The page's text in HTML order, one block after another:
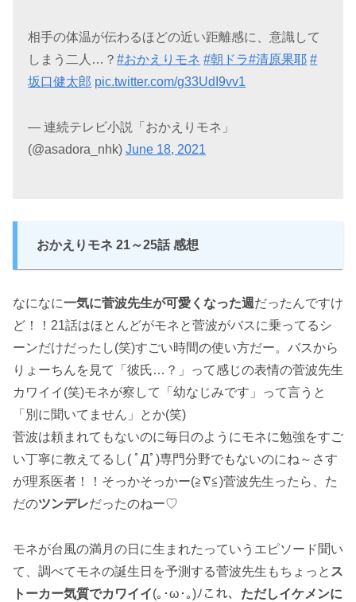
相手の体温が伝わるほどの近い距離感に、意識して
しまう二人…？#おかえりモネ #朝ドラ#清原果耶 #
坂口健太郎 pic.twitter.com/g33UdI9vv1
— 連続テレビ小説「おかえりモネ」
(@asadora_nhk)June 18, 2021
おかえりモネ 21～25話 感想
なになに一気に菅波先生が可愛くなった週 だったんですけ
ど！！21話はほとんどがモネと菅波がバスに乗ってるシ
ーンだけだったし(笑)すごい時間の使い方だー。バスから
りょーちんを見て「彼氏…？」って感じの表情の菅波先生
カワイイ(笑)モネが察して「幼なじみです」って言うと
「別に聞いてません」とか(笑)
菅波は頼まれてもないのに毎日のようにモネに勉強をすご
い丁寧に教えてるし( ﾟДﾟ)専門分野でもないのにね～さす
が理系医者！！そっかそっかー(≧∇≦)菅波先生ったら、た
だのツンデレだったのねー♡
モネが台風の満月の日に生まれたっていうエピソード聞い
て、調べてモネの誕生日を予測する菅波先生もちょっと ス
トーカー気質でカワイイ(｡･ω･｡)ﾉこれ、 ただしイケメンに